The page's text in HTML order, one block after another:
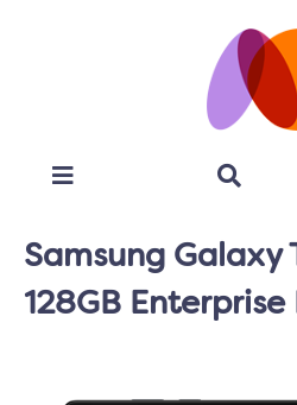
Samsung Galaxy
128GB